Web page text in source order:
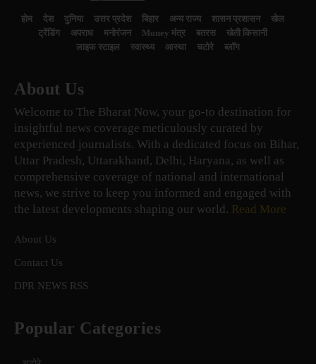
होम देश दुनिया उत्तर प्रदेश बिहार अन्य राज्य शासन प्रशासन
खेल
ट्रेंडिंग
अपराध मनोरंजन Money मंत्र बतरस
खेती किसानी
लाइफ स्टाइल
स्वास्थ्य आस्था चटोरे ब्लॉग
About Us
Welcome to The Bharat Now, your go-to destination for
insightful news coverage meticulously curated by
experienced journalists. With a dedicated focus on Bihar,
Uttar Pradesh, Uttarakhand, Delhi, Haryana, as well as
comprehensive coverage of national and international
news, we strive to keep you informed and engaged with
the latest developments shaping our world. Read More
About Us
Contact Us
DPR NEWS RSS
Popular Categories